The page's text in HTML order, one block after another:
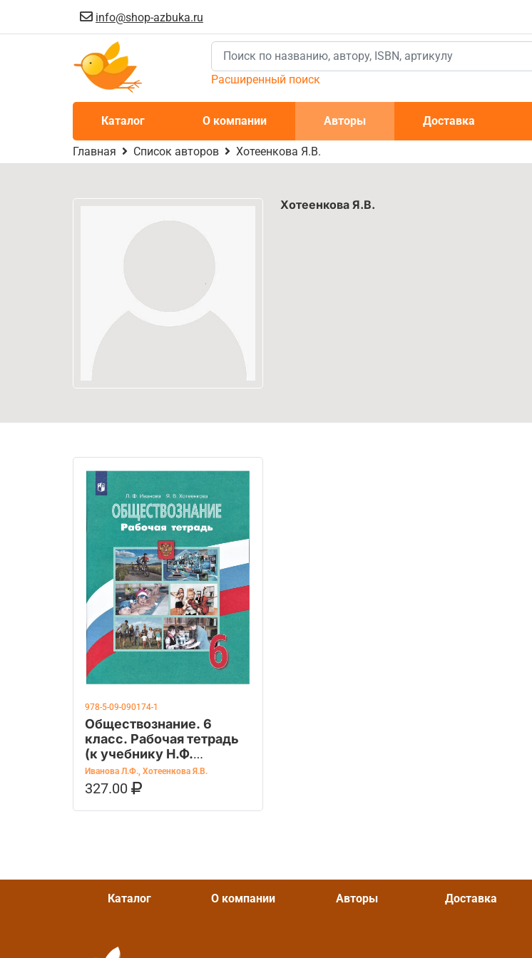
info@shop-azbuka.ru
Расширенный поиск
Каталог О компании Авторы Доставка
Главная Список авторов Хотеенкова Я.В.
Хотеенкова Я.В.
978-5-09-090174-1
Обществознание. 6
класс. Рабочая тетрадь
(к учебнику Н.Ф.
Виноградовой)
Иванова Л.Ф., Хотеенкова Я.В.
327.00
В КОРЗИНУ
Каталог О компании Авторы Доставка